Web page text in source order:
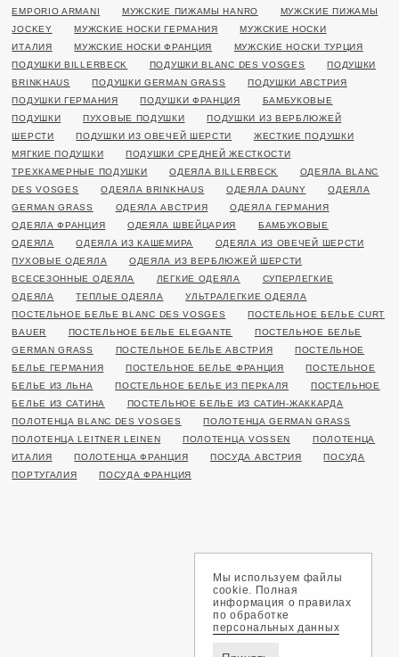
EMPORIO ARMANI
МУЖСКИЕ ПИЖАМЫ HANRO
МУЖСКИЕ ПИЖАМЫ
JOCKEY
МУЖСКИЕ НОСКИ ГЕРМАНИЯ
МУЖСКИЕ НОСКИ
ИТАЛИЯ
МУЖСКИЕ НОСКИ ФРАНЦИЯ
МУЖСКИЕ НОСКИ ТУРЦИЯ
ПОДУШКИ BILLERBECK
ПОДУШКИ BLANC DES VOSGES
ПОДУШКИ
BRINKHAUS
ПОДУШКИ GERMAN GRASS
ПОДУШКИ АВСТРИЯ
ПОДУШКИ ГЕРМАНИЯ
ПОДУШКИ ФРАНЦИЯ
БАМБУКОВЫЕ
ПОДУШКИ
ПУХОВЫЕ ПОДУШКИ
ПОДУШКИ ИЗ ВЕРБЛЮЖЕЙ
ШЕРСТИ
ПОДУШКИ ИЗ ОВЕЧЕЙ ШЕРСТИ
ЖЕСТКИЕ ПОДУШКИ
МЯГКИЕ ПОДУШКИ
ПОДУШКИ СРЕДНЕЙ ЖЕСТКОСТИ
ТРЕХКАМЕРНЫЕ ПОДУШКИ
ОДЕЯЛА BILLERBECK
ОДЕЯЛА BLANC
DES VOSGES
ОДЕЯЛА BRINKHAUS ОДЕЯЛА DAUNY
ОДЕЯЛА
GERMAN GRASS
ОДЕЯЛА АВСТРИЯ
ОДЕЯЛА ГЕРМАНИЯ
ОДЕЯЛА ФРАНЦИЯ
ОДЕЯЛА ШВЕЙЦАРИЯ
БАМБУКОВЫЕ
ОДЕЯЛА
ОДЕЯЛА ИЗ КАШЕМИРА
ОДЕЯЛА ИЗ ОВЕЧЕЙ ШЕРСТИ
ПУХОВЫЕ ОДЕЯЛА
ОДЕЯЛА ИЗ ВЕРБЛЮЖЕЙ ШЕРСТИ
ВСЕСЕЗОННЫЕ ОДЕЯЛА
ЛЕГКИЕ ОДЕЯЛА
СУПЕРЛЕГКИЕ
ОДЕЯЛА
ТЕПЛЫЕ ОДЕЯЛА
УЛЬТРАЛЕГКИЕ ОДЕЯЛА
ПОСТЕЛЬНОЕ БЕЛЬЕ BLANC DES VOSGES
ПОСТЕЛЬНОЕ БЕЛЬЕ CURT
BAUER
ПОСТЕЛЬНОЕ БЕЛЬЕ ELEGANTE
ПОСТЕЛЬНОЕ БЕЛЬЕ
GERMAN GRASS
ПОСТЕЛЬНОЕ БЕЛЬЕ АВСТРИЯ
ПОСТЕЛЬНОЕ
БЕЛЬЕ ГЕРМАНИЯ
ПОСТЕЛЬНОЕ БЕЛЬЕ ФРАНЦИЯ
ПОСТЕЛЬНОЕ
БЕЛЬЕ ИЗ ЛЬНА
ПОСТЕЛЬНОЕ БЕЛЬЕ ИЗ ПЕРКАЛЯ
ПОСТЕЛЬНОЕ
БЕЛЬЕ ИЗ САТИНА
ПОСТЕЛЬНОЕ БЕЛЬЕ ИЗ САТИН-ЖАККАРДА
ПОЛОТЕНЦА BLANC DES VOSGES
ПОЛОТЕНЦА GERMAN GRASS
ПОЛОТЕНЦА LEITNER LEINEN
ПОЛОТЕНЦА VOSSEN
ПОЛОТЕНЦА
ИТАЛИЯ
ПОЛОТЕНЦА ФРАНЦИЯ ПОСУДА АВСТРИЯ
ПОСУДА
ПОРТУГАЛИЯ
ПОСУДА ФРАНЦИЯ
Мы используем файлы
cookie. Полная
информация о правилах
по обработке
персональных данных